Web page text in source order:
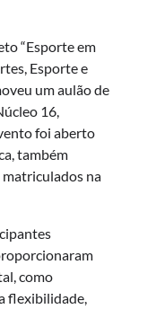
“Esporte em
Esporte e
um aulão de
16,
foi aberto
também
matriculados na
como
flexibilidade,